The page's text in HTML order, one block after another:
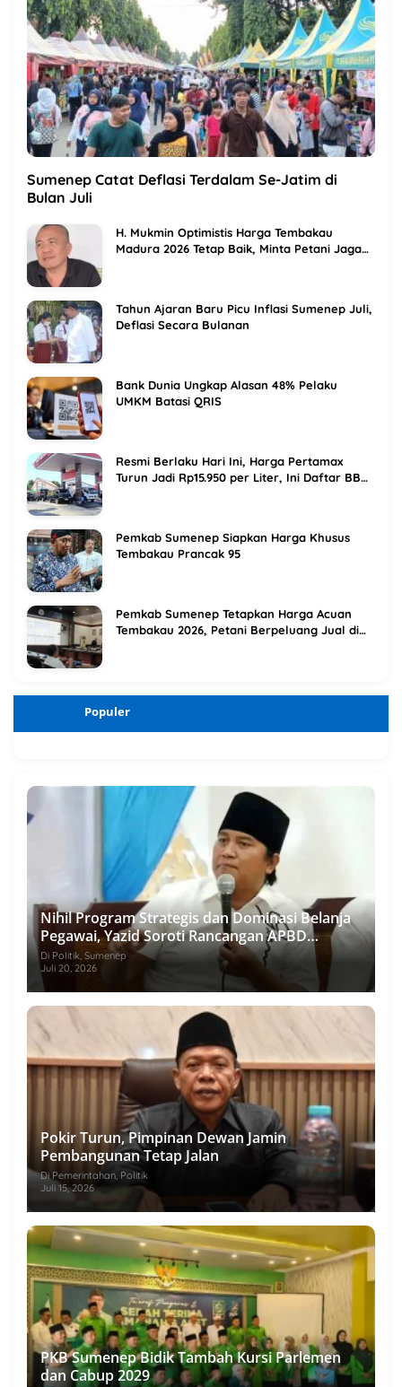
Sumenep Catat Deflasi Terdalam Se-Jatim di
Bulan Juli
H. Mukmin Optimistis Harga Tembakau
Madura 2026 Tetap Baik, Minta Petani Jaga
Tahun Ajaran Baru Picu Inflasi Sumenep Juli,
Deflasi Secara Bulanan
Bank Dunia Ungkap Alasan 48% Pelaku
UMKM Batasi QRIS
Resmi Berlaku Hari Ini, Harga Pertamax
Turun Jadi Rp15.950 per Liter, Ini Daftar BBM
Pemkab Sumenep Siapkan Harga Khusus
Tembakau Prancak 95
Pemkab Sumenep Tetapkan Harga Acuan
Tembakau 2026, Petani Berpeluang Jual di
Populer
Nihil Program Strategis dan Dominasi Belanja
Pegawai, Yazid Soroti Rancangan APBD
Sumenep 2027
Di Politik, Sumenep
Juli 20, 2026
Pokir Turun, Pimpinan Dewan Jamin
Pembangunan Tetap Jalan
Di Pemerintahan, Politik
Juli 15, 2026
PKB Sumenep Bidik Tambah Kursi Parlemen
dan Cabup 2029